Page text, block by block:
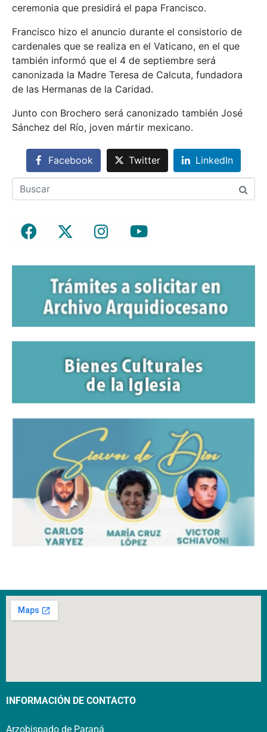
ceremonia que presidirá el papa Francisco.
Francisco hizo el anuncio durante el consistorio de
cardenales que se realiza en el Vaticano, en el que
también informó que el 4 de septiembre será
canonizada la Madre Teresa de Calcuta, fundadora
de las Hermanas de la Caridad.
Junto con Brochero será canonizado también José
Sánchez del Río, joven mártir mexicano.
Facebook Twitter LinkedIn
INFORMACIÓN DE CONTACTO
Arzobispado de Paraná